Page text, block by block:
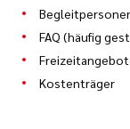
FAQ (häufig
Kostenträger